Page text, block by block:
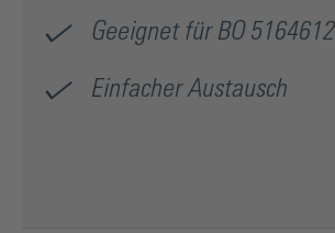
Geeignet für BO 5164612
Einfacher Austausch